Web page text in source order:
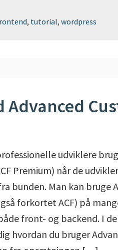
, tutorial, wordpress
udviklere
Premium) når de
bunden. Man kan bruge
forkortet ACF) på
front- og backend. I
hvordan du bruger